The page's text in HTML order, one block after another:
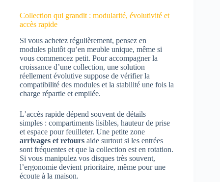
Collection qui grandit : modularité, évolutivité et
accès rapide
Si vous achetez régulièrement, pensez en
modules plutôt qu’en meuble unique, même si
vous commencez petit. Pour accompagner la
croissance d’une collection, une solution
réellement évolutive suppose de vérifier la
compatibilité des modules et la stabilité une fois la
charge répartie et empilée.
L’accès rapide dépend souvent de détails
simples : compartiments lisibles, hauteur de prise
et espace pour feuilleter. Une petite zone
arrivages et retours aide surtout si les entrées
sont fréquentes et que la collection est en rotation.
Si vous manipulez vos disques très souvent,
l’ergonomie devient prioritaire, même pour une
écoute à la maison.